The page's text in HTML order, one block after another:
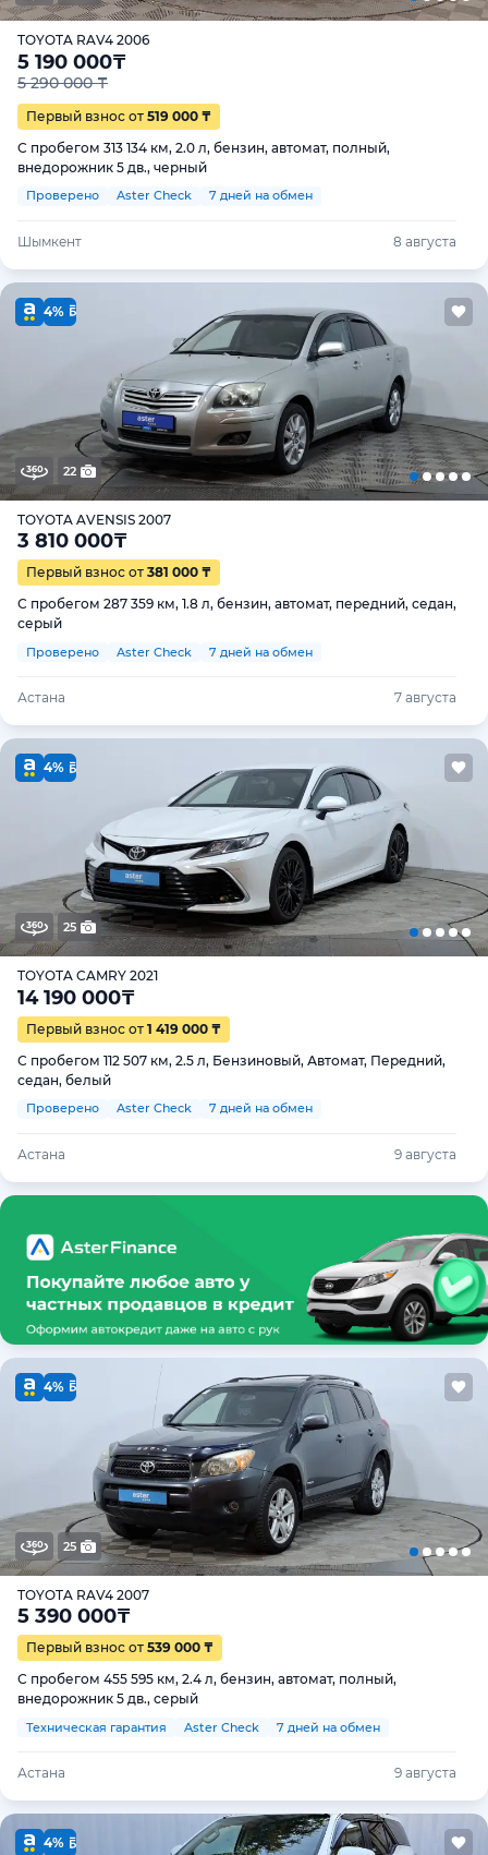
TOYOTA RAV4 2006
5 190 000₸
5 290 000 ₸
Первый взнос от 519 000 ₸
С пробегом 313 134 км, 2.0 л, бензин, автомат, полный,
внедорожник 5 дв., черный
Проверено Aster Check 7 дней на обмен
Шымкент 8 августа
4%
22
TOYOTA AVENSIS 2007
3 810 000₸
Первый взнос от 381 000 ₸
С пробегом 287 359 км, 1.8 л, бензин, автомат, передний, седан,
серый
Проверено Aster Check 7 дней на обмен
Астана 7 августа
4%
25
TOYOTA CAMRY 2021
14 190 000₸
Первый взнос от 1 419 000 ₸
С пробегом 112 507 км, 2.5 л, Бензиновый, Автомат, Передний,
седан, белый
Проверено Aster Check 7 дней на обмен
Астана 9 августа
4%
25
TOYOTA RAV4 2007
5 390 000₸
Первый взнос от 539 000 ₸
С пробегом 455 595 км, 2.4 л, бензин, автомат, полный,
внедорожник 5 дв., серый
Техническая гарантия Aster Check 7 дней на обмен
Астана 9 августа
4%